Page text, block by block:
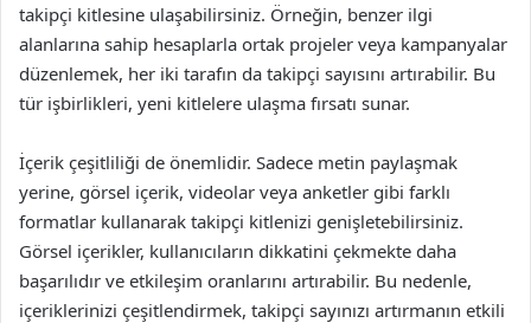
takipçi kitlesine ulaşabilirsiniz. Örneğin, benzer ilgi
alanlarına sahip hesaplarla ortak projeler veya kampanyalar
düzenlemek, her iki tarafın da takipçi sayısını artırabilir. Bu
tür işbirlikleri, yeni kitlelere ulaşma fırsatı sunar.
İçerik çeşitliliği de önemlidir. Sadece metin paylaşmak
yerine, görsel içerik, videolar veya anketler gibi farklı
formatlar kullanarak takipçi kitlenizi genişletebilirsiniz.
Görsel içerikler, kullanıcıların dikkatini çekmekte daha
başarılıdır ve etkileşim oranlarını artırabilir. Bu nedenle,
içeriklerinizi çeşitlendirmek, takipçi sayınızı artırmanın etkili